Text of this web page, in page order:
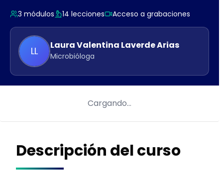
Descripción del curso
3 módulos 14 lecciones Acceso a grabaciones
LL Laura Valentina Laverde Arias
Microbióloga
Cargando…